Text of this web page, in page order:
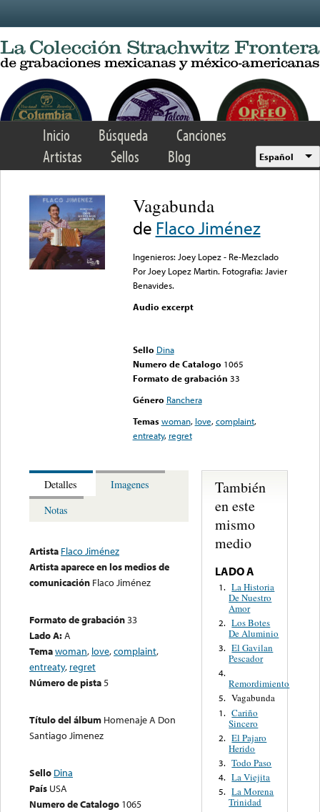
Inicio Búsqueda
Canciones
Artistas
Sellos Blog Español
Vagabunda
de Flaco Jiménez
Ingenieros: Joey Lopez - Re-Mezclado
Por Joey Lopez Martin. Fotografia: Javier
Benavides.
Audio excerpt
Sello Dina
Numero de Catalogo 1065
Formato de grabación 33
Género Ranchera
Temas woman, love,complaint,
entreaty, regret
Detalles
Imagenes
Notas
Artista Flaco Jiménez
Artista aparece en los medios de
comunicación Flaco Jiménez
Formato de grabación33
Lado A:A
Temawoman, love,complaint,
entreaty, regret
Número de pista5
Título del álbum Homenaje A Don
Santiago Jimenez
Sello Dina
País USA
Numero de Catalogo 1065
También
en este
mismo
medio
LADO A
1. La Historia
De Nuestro
Amor
2. Los Botes
De Aluminio
3. El Gavilan
Pescador
4.
Remordimiento
5. Vagabunda
1. Cariño
Sincero
2. El Pajaro
Herido
3. Todo Paso
4. La Viejita
5. La Morena
Trinidad